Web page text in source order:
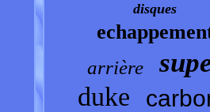
disques
arrière
duke